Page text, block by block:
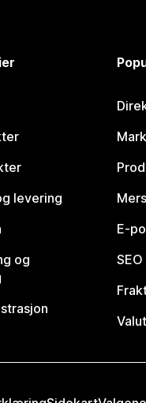
levering
og
E-
SEO